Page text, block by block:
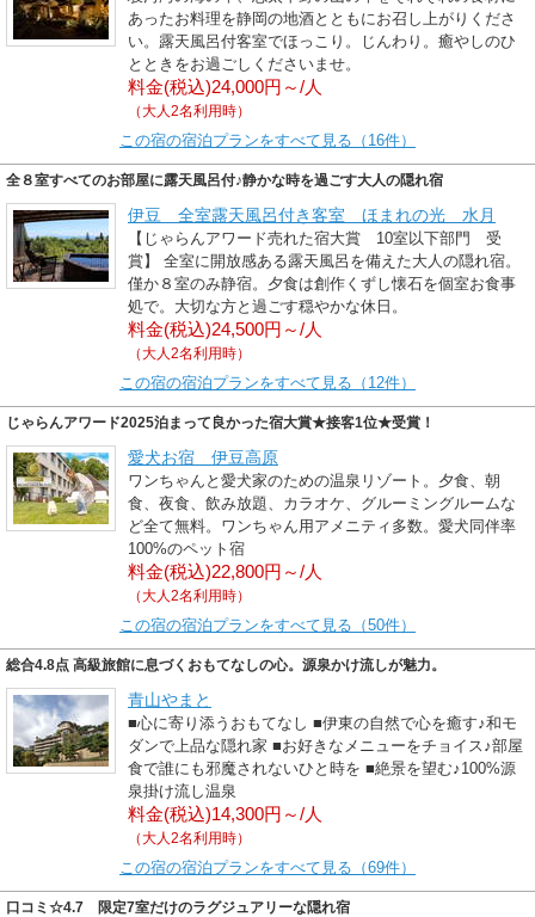
あったお料理を静岡の地酒とともにお召し上がりくださ
い。露天風呂付客室でほっこり。じんわり。癒やしのひ
とときをお過ごしくださいませ。
料金(税込)24,000円～/人
（大人2名利用時）
この宿の宿泊プランをすべて見る（16件）
全８室すべてのお部屋に露天風呂付♪静かな時を過ごす大人の隠れ宿
伊豆 全室露天風呂付き客室 ほまれの光 水月
【じゃらんアワード売れた宿大賞 10室以下部門 受
賞】 全室に開放感ある露天風呂を備えた大人の隠れ宿。
僅か８室のみ静宿。夕食は創作くずし懐石を個室お食事
処で。大切な方と過ごす穏やかな休日。
料金(税込)24,500円～/人
（大人2名利用時）
この宿の宿泊プランをすべて見る（12件）
じゃらんアワード2025泊まって良かった宿大賞★接客1位★受賞！
愛犬お宿 伊豆高原
ワンちゃんと愛犬家のための温泉リゾート。夕食、朝
食、夜食、飲み放題、カラオケ、グルーミングルームな
ど全て無料。ワンちゃん用アメニティ多数。愛犬同伴率
100%のペット宿
料金(税込)22,800円～/人
（大人2名利用時）
この宿の宿泊プランをすべて見る（50件）
総合4.8点 高級旅館に息づくおもてなしの心。源泉かけ流しが魅力。
青山やまと
■心に寄り添うおもてなし ■伊東の自然で心を癒す♪和モ
ダンで上品な隠れ家 ■お好きなメニューをチョイス♪部屋
食で誰にも邪魔されないひと時を ■絶景を望む♪100%源
泉掛け流し温泉
料金(税込)14,300円～/人
（大人2名利用時）
この宿の宿泊プランをすべて見る（69件）
口コミ☆4.7 限定7室だけのラグジュアリーな隠れ宿